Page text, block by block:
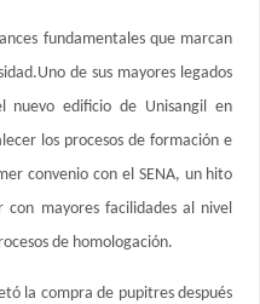
fundamentales que marcan
de sus mayores legados
nuevo edificio de Unisangil en
los procesos de formación e
convenio con el SENA, un hito
mayores facilidades al nivel
de homologación.
la compra de pupitres después